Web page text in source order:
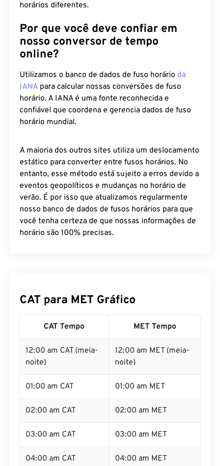
horários diferentes.
Por que você deve confiar em
nosso conversor de tempo
online?
Utilizamos o banco de dados de fuso horário da
IANA para calcular nossas conversões de fuso
horário. A IANA é uma fonte reconhecida e
confiável que coordena e gerencia dados de fuso
horário mundial.
A maioria dos outros sites utiliza um deslocamento
estático para converter entre fusos horários. No
entanto, esse método está sujeito a erros devido a
eventos geopolíticos e mudanças no horário de
verão. É por isso que atualizamos regularmente
nosso banco de dados de fusos horários para que
você tenha certeza de que nossas informações de
horário são 100% precisas.
CAT para MET Gráfico
CAT Tempo MET Tempo
12:00 am CAT (meia-
noite)
12:00 am MET (meia-
noite)
01:00 am CAT 01:00 am MET
02:00 am CAT 02:00 am MET
03:00 am CAT 03:00 am MET
04:00 am CAT 04:00 am MET